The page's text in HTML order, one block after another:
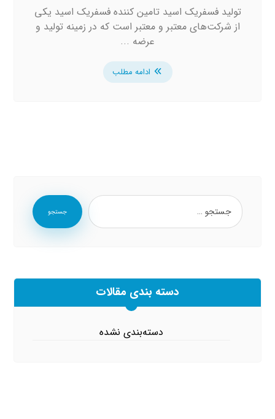
تولید فسفریک اسید تامین کننده فسفریک اسید یکی
از شرکت‌های معتبر و معتبر است که در زمینه تولید و
عرضه ...
ادامه مطلب
جستجو
دسته بندی مقالات
دسته‌بندی نشده